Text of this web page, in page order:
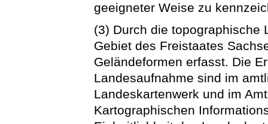
geeigneter Weise zu
(3) Durch die topographische
Gebiet des Freistaates
Geländeformen erfasst. Die
Landesaufnahme sind im
Landeskartenwerk und im
Kartographischen